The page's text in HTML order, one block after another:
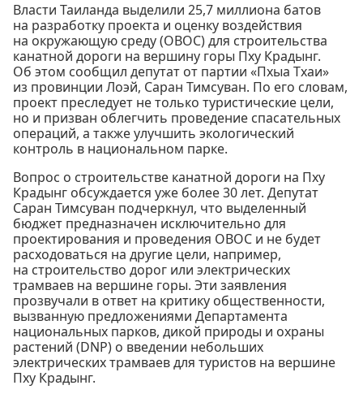
Власти Таиланда выделили 25,7 миллиона батов
на разработку проекта и оценку воздействия
на окружающую среду (ОВОС) для строительства
канатной дороги на вершину горы Пху Крадынг.
Об этом сообщил депутат от партии «Пхыа Тхаи»
из провинции Лоэй, Саран Тимсуван. По его словам,
проект преследует не только туристические цели,
но и призван облегчить проведение спасательных
операций, а также улучшить экологический
контроль в национальном парке.
Вопрос о строительстве канатной дороги на Пху
Крадынг обсуждается уже более 30 лет. Депутат
Саран Тимсуван подчеркнул, что выделенный
бюджет предназначен исключительно для
проектирования и проведения ОВОС и не будет
расходоваться на другие цели, например,
на строительство дорог или электрических
трамваев на вершине горы. Эти заявления
прозвучали в ответ на критику общественности,
вызванную предложениями Департамента
национальных парков, дикой природы и охраны
растений (DNP) о введении небольших
электрических трамваев для туристов на вершине
Пху Крадынг.